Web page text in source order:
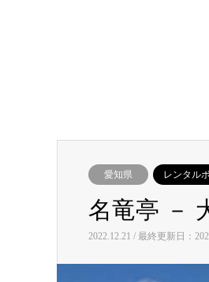
愛知県 レンタル
名竜亭 －
2022.12.21 / 最終更新日：